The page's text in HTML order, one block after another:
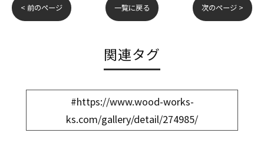
< 前のページ 一覧に戻る 次のページ >
関連タグ
#https://www.wood-works-
ks.com/gallery/detail/274985/